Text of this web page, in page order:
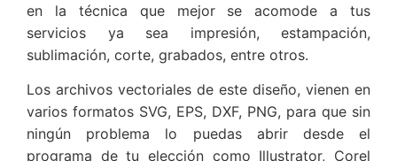
en la técnica que mejor se acomode a tus
servicios ya sea impresión, estampación,
sublimación, corte, grabados, entre otros.
Los archivos vectoriales de este diseño, vienen en
varios formatos SVG, EPS, DXF, PNG, para que sin
ningún problema lo puedas abrir desde el
programa de tu elección como Illustrator, Corel